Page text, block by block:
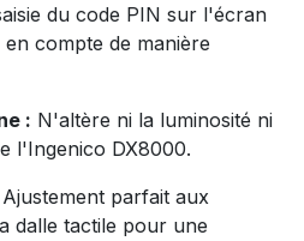
du code PIN sur l'écran
compte de manière
: N'altère ni la luminosité ni
l'Ingenico DX8000.
Ajustement parfait aux
dalle tactile pour une